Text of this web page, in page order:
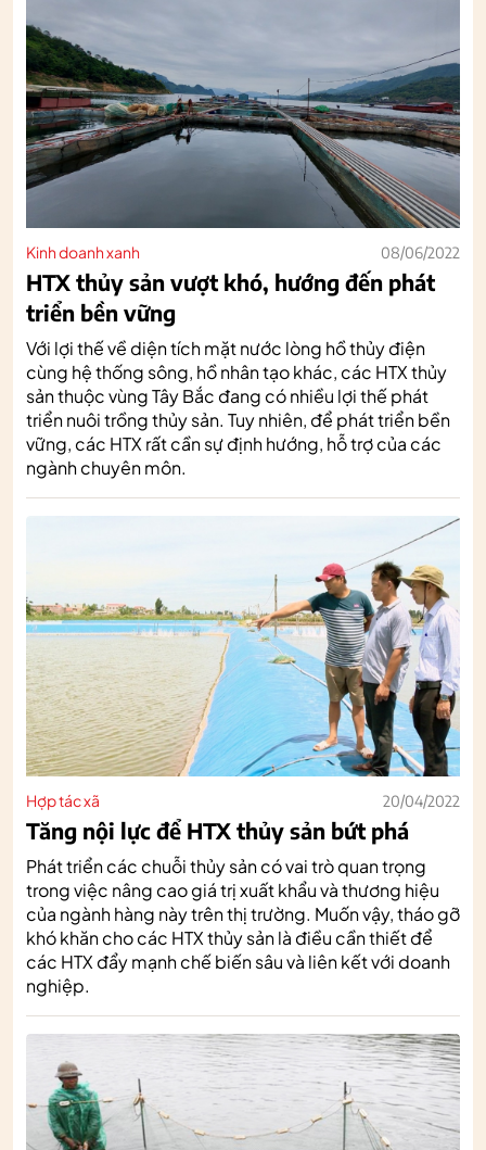
Kinh doanh xanh 08/06/2022
HTX thủy sản vượt khó, hướng đến phát
triển bền vững
Với lợi thế về diện tích mặt nước lòng hồ thủy điện
cùng hệ thống sông, hồ nhân tạo khác, các HTX thủy
sản thuộc vùng Tây Bắc đang có nhiều lợi thế phát
triển nuôi trồng thủy sản. Tuy nhiên, để phát triển bền
vững, các HTX rất cần sự định hướng, hỗ trợ của các
ngành chuyên môn.
Hợp tác xã 20/04/2022
Tăng nội lực để HTX thủy sản bứt phá
Phát triển các chuỗi thủy sản có vai trò quan trọng
trong việc nâng cao giá trị xuất khẩu và thương hiệu
của ngành hàng này trên thị trường. Muốn vậy, tháo gỡ
khó khăn cho các HTX thủy sản là điều cần thiết để
các HTX đẩy mạnh chế biến sâu và liên kết với doanh
nghiệp.